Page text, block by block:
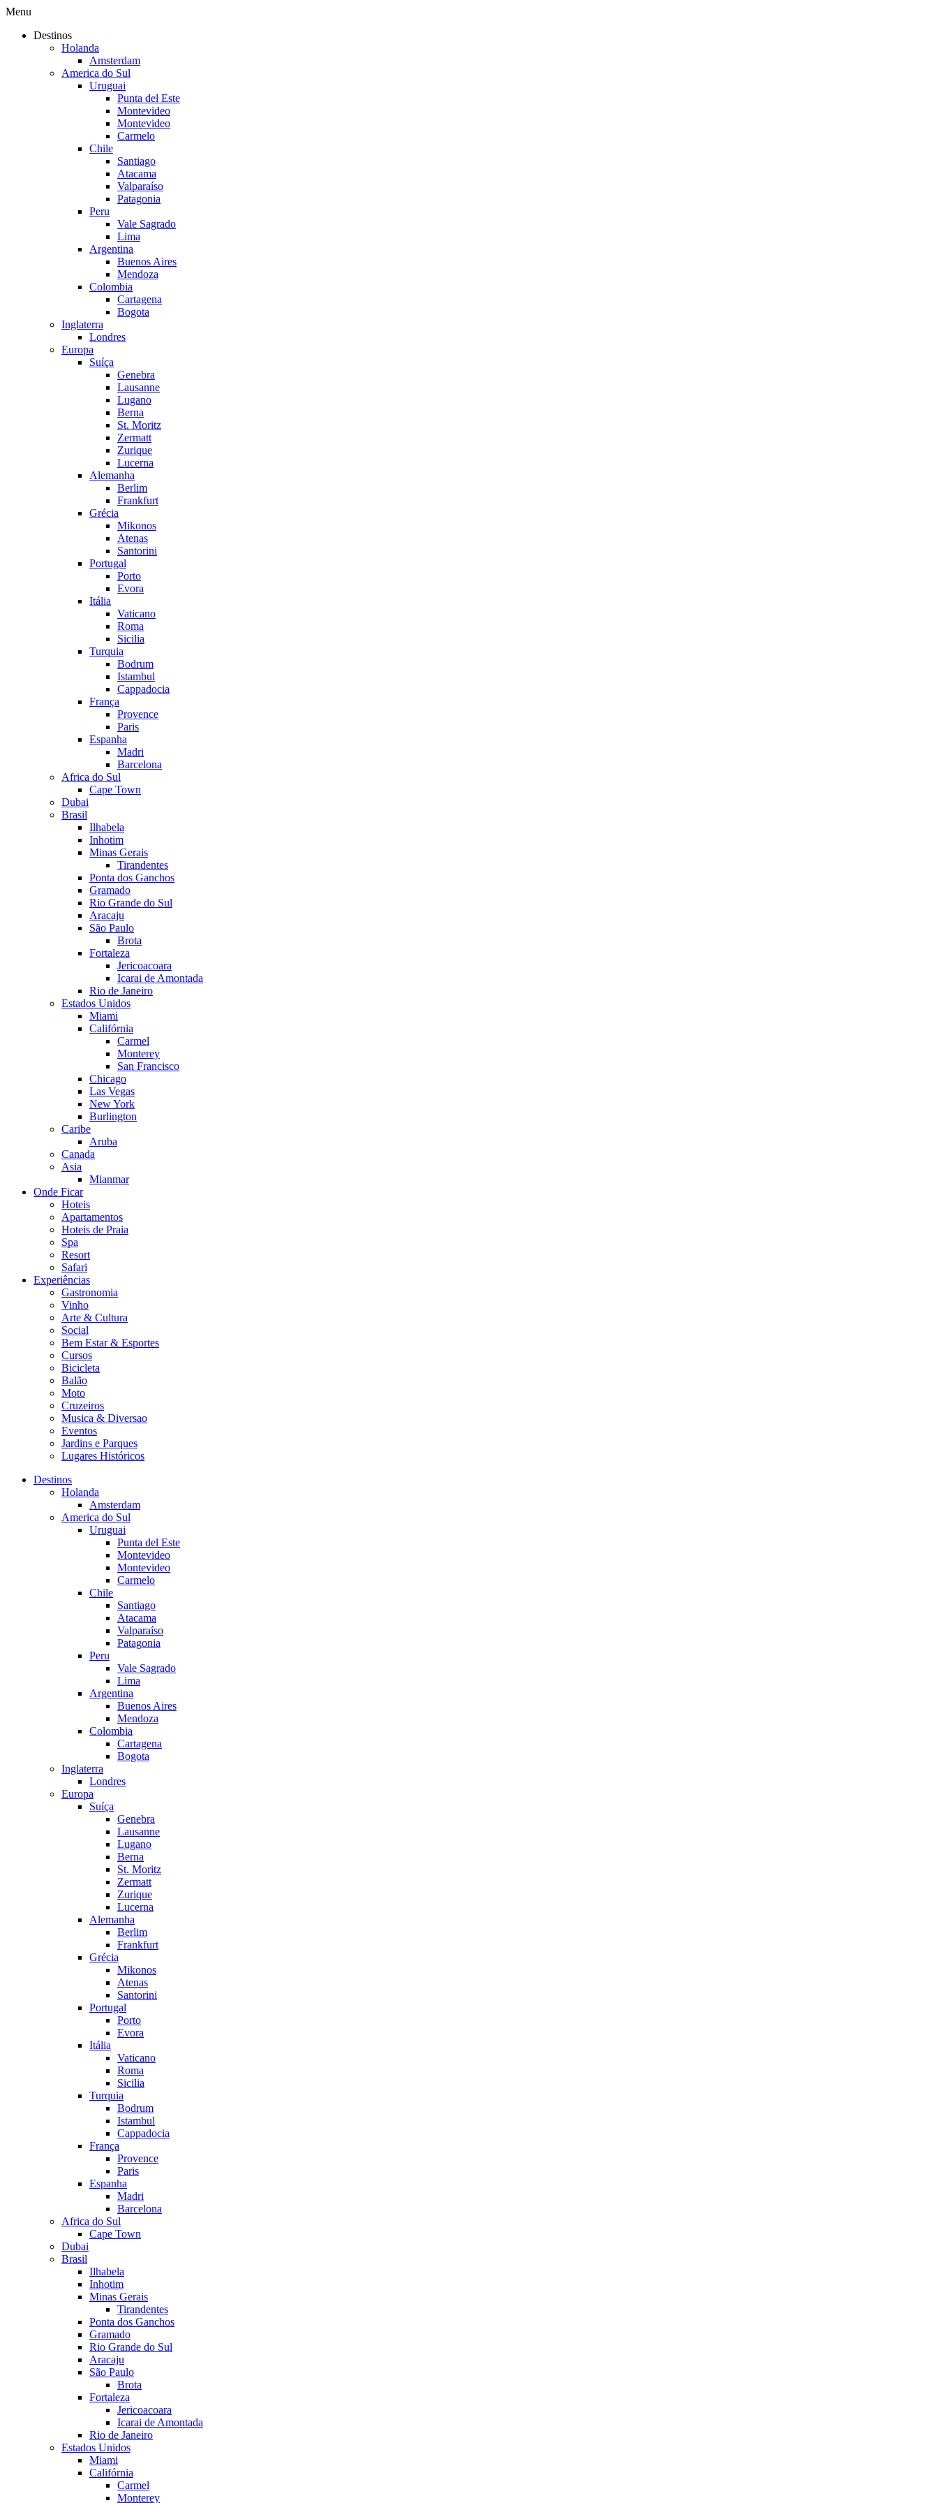
Menu
Destinos
Holanda
Amsterdam
America do Sul
Uruguai
Punta del Este
Montevideo
Montevideo
Carmelo
Chile
Santiago
Atacama
Valparaíso
Patagonia
Peru
Vale Sagrado
Lima
Argentina
Buenos Aires
Mendoza
Colombia
Cartagena
Bogota
Inglaterra
Londres
Europa
Suíça
Genebra
Lausanne
Lugano
Berna
St. Moritz
Zermatt
Zurique
Lucerna
Alemanha
Berlim
Frankfurt
Grécia
Mikonos
Atenas
Santorini
Portugal
Porto
Evora
Itália
Vaticano
Roma
Sicilia
Turquia
Bodrum
Istambul
Cappadocia
França
Provence
Paris
Espanha
Madri
Barcelona
Africa do Sul
Cape Town
Dubai
Brasil
Ilhabela
Inhotim
Minas Gerais
Tirandentes
Ponta dos Ganchos
Gramado
Rio Grande do Sul
Aracaju
São Paulo
Brota
Fortaleza
Jericoacoara
Icarai de Amontada
Rio de Janeiro
Estados Unidos
Miami
Califórnia
Carmel
Monterey
San Francisco
Chicago
Las Vegas
New York
Burlington
Caribe
Aruba
Canada
Asia
Mianmar
Onde Ficar
Hoteis
Apartamentos
Hoteis de Praia
Spa
Resort
Safari
Experiências
Gastronomia
Vinho
Arte & Cultura
Social
Bem Estar & Esportes
Cursos
Bicicleta
Balão
Moto
Cruzeiros
Musica & Diversao
Eventos
Jardins e Parques
Lugares Históricos
Destinos
Holanda
Amsterdam
America do Sul
Uruguai
Punta del Este
Montevideo
Montevideo
Carmelo
Chile
Santiago
Atacama
Valparaíso
Patagonia
Peru
Vale Sagrado
Lima
Argentina
Buenos Aires
Mendoza
Colombia
Cartagena
Bogota
Inglaterra
Londres
Europa
Suíça
Genebra
Lausanne
Lugano
Berna
St. Moritz
Zermatt
Zurique
Lucerna
Alemanha
Berlim
Frankfurt
Grécia
Mikonos
Atenas
Santorini
Portugal
Porto
Evora
Itália
Vaticano
Roma
Sicilia
Turquia
Bodrum
Istambul
Cappadocia
França
Provence
Paris
Espanha
Madri
Barcelona
Africa do Sul
Cape Town
Dubai
Brasil
Ilhabela
Inhotim
Minas Gerais
Tirandentes
Ponta dos Ganchos
Gramado
Rio Grande do Sul
Aracaju
São Paulo
Brota
Fortaleza
Jericoacoara
Icarai de Amontada
Rio de Janeiro
Estados Unidos
Miami
Califórnia
Carmel
Monterey